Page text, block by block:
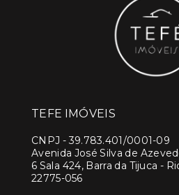
TEFE IMÓVEIS
CNPJ -39.783.401/0001-09
Avenida José Silva de
6 Sala 424, Barra da Tijuca -
22775-056